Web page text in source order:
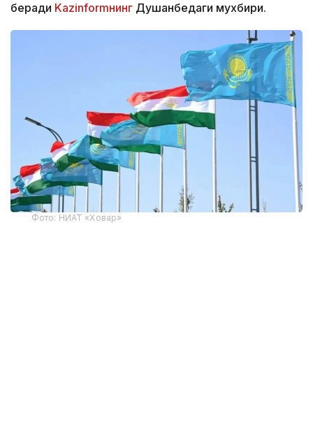
беради Kazinformнинг Душанбедаги мухбири.
Фото: НИАТ «Ховар»